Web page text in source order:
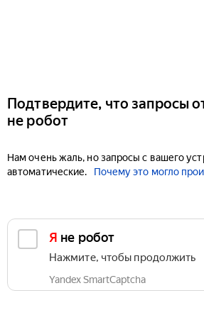
Подтвердите, что запросы
не робот
Нам очень жаль, но запросы с вашего
автоматические.
Почему это могло
Я не робот
Нажмите, чтобы продолжить
Yandex SmartCaptcha